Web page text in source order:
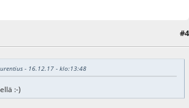
#4
- 16.12.17 - klo:13:48
:-)